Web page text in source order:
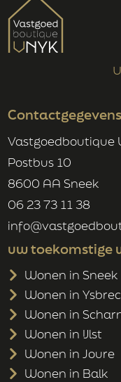
Contactgegevens
Vastgoedboutique
Postbus 10
8600 AA Sneek
06 23 73 11 38
uw toekomstige
Wonen in Sneek
Wonen in
Wonen in
Wonen in IJlst
Wonen in Joure
Wonen in Balk